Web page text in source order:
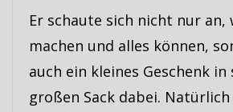
Er schaute sich nicht nur an,
machen und alles können,
auch ein kleines Geschenk in
großen Sack dabei.